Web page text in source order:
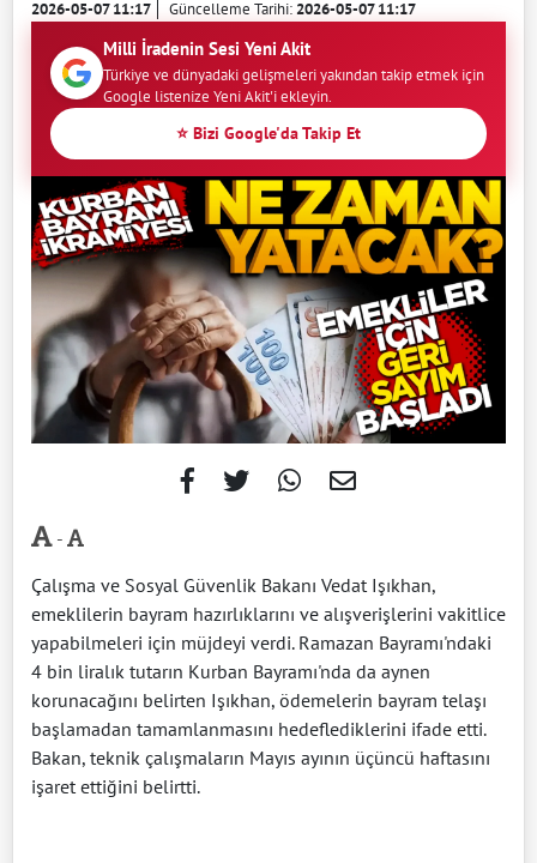
2026-05-07 11:17 Güncelleme Tarihi:2026-05-07 11:17
Milli İradenin Sesi Yeni Akit
Türkiye ve dünyadaki gelişmeleri yakından takip etmek için
Google listenize Yeni Akit'i ekleyin.
⭐ Bizi Google'da Takip Et
-
Çalışma ve Sosyal Güvenlik Bakanı Vedat Işıkhan,
emeklilerin bayram hazırlıklarını ve alışverişlerini vakitlice
yapabilmeleri için müjdeyi verdi. Ramazan Bayramı'ndaki
4 bin liralık tutarın Kurban Bayramı'nda da aynen
korunacağını belirten Işıkhan, ödemelerin bayram telaşı
başlamadan tamamlanmasını hedeflediklerini ifade etti.
Bakan, teknik çalışmaların Mayıs ayının üçüncü haftasını
işaret ettiğini belirtti.